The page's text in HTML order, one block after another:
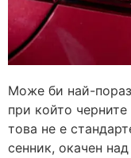
Може би най-
при който
това не е
сенник, окачен